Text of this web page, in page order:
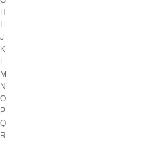
H
J
K
L
M
N
O
P
Q
R